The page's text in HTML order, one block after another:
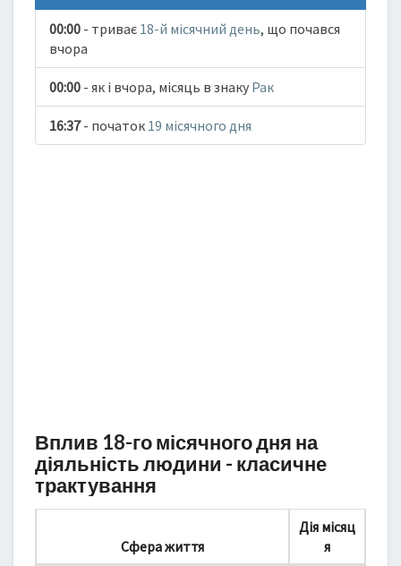
00:00 - триває 18-й місячний день, що почався
вчора
00:00 - як і вчора, місяць в знаку Рак
16:37- початок 19 місячного дня
Вплив 18-го місячного дня на
діяльність людини - класичне
трактування
Сфера життя
Дія місяц
я